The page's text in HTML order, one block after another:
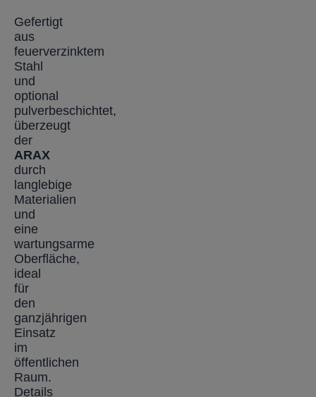
Gefertigt
aus
feuerverzinktem
Stahl
und
optional
pulverbeschichtet,
überzeugt
der
ARAX
durch
langlebige
Materialien
und
eine
wartungsarme
Oberfläche,
ideal
für
den
ganzjährigen
Einsatz
im
öffentlichen
Raum.
Details